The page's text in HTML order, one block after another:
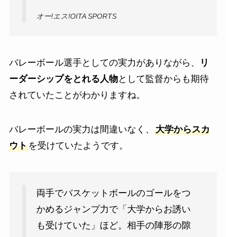
オー!エス!OITA SPORTS
バレーボール選手としての実力がありながら、
リ
ーダーシップをとれる人物として監督からも期待
されていたことがわかりますね。
バレーボールの実力は間違いなく、 大学からスカ
ウトを受けていたようです。
両手でバスケットボールのゴールをつ
かめるジャンプ力で「大学からお誘い
も受けていた」ほど。相手の陣形の隙